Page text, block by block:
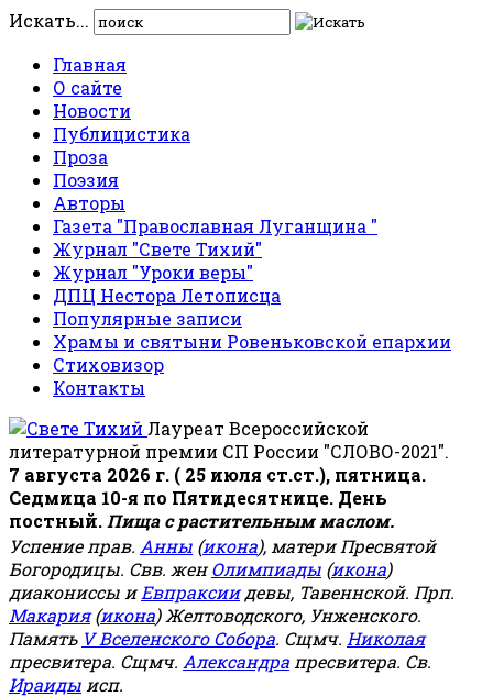
Искать...
Главная
О сайте
Новости
Публицистика
Проза
Поэзия
Авторы
Газета "Православная Луганщина "
Журнал "Свете Тихий"
Журнал "Уроки веры"
ДПЦ Нестора Летописца
Популярные записи
Храмы и святыни Ровеньковской епархии
Стиховизор
Контакты
Лауреат Всероссийской
литературной премии СП России "СЛОВО-2021".
7 августа 2026 г. ( 25 июля ст.ст.), пятница.
Седмица 10-я по Пятидесятнице. День
постный. Пища с растительным маслом.
Успение прав. Анны (икона), матери Пресвятой
Богородицы. Свв. женОлимпиады (икона)
диакониссы иЕвпраксиидевы, Тавеннской. Прп.
Макария(икона) Желтоводского, Унженского.
Память V Вселенского Собора. Сщмч. Николая
пресвитера. Сщмч. Александра пресвитера. Св.
Ираиды исп.